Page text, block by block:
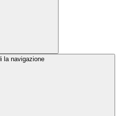
la navigazione